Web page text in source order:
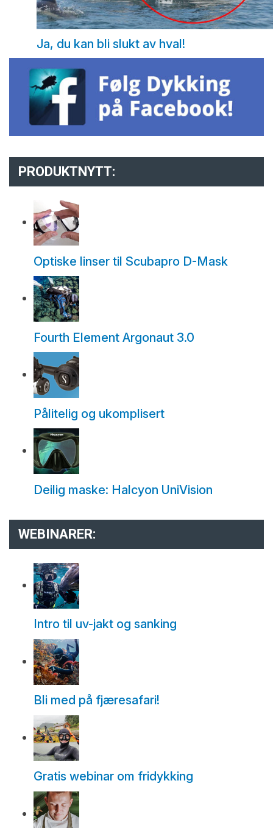
Ja, du kan bli slukt av hval!
PRODUKTNYTT:
Optiske linser til Scubapro D-Mask
Fourth Element Argonaut 3.0
Pålitelig og ukomplisert
Deilig maske: Halcyon UniVision
WEBINARER:
Intro til uv-jakt og sanking
Bli med på fjæresafari!
Gratis webinar om fridykking